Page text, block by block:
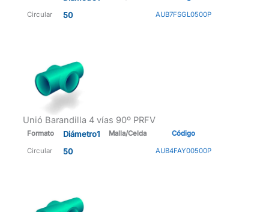
Circular 50 AUB7FSGL0500P
Unió Barandilla 4 vías 90º PRFV
Formato Diámetro1 Malla/Celda Código
Circular 50 AUB4FAY00500P